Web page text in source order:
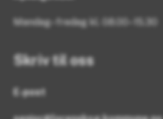
Mandag–fredag kl. 08.00–15.30
Skriv til oss
E-post